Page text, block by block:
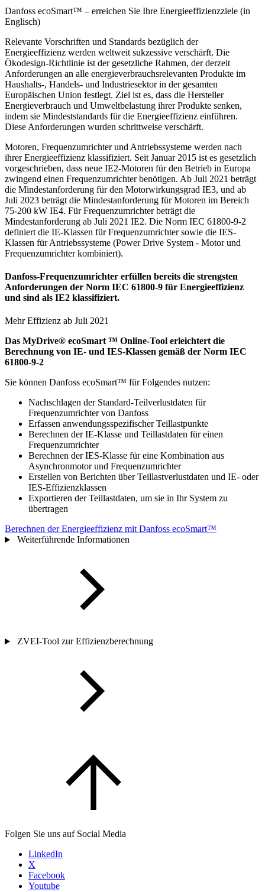
Danfoss ecoSmart™ – erreichen Sie Ihre Energieeffizienzziele (in
Englisch)
Relevante Vorschriften und Standards bezüglich der
Energieeffizienz werden weltweit sukzessive verschärft. Die
Ökodesign-Richtlinie ist der gesetzliche Rahmen, der derzeit
Anforderungen an alle energieverbrauchsrelevanten Produkte im
Haushalts-, Handels- und Industriesektor in der gesamten
Europäischen Union festlegt. Ziel ist es, dass die Hersteller
Energieverbrauch und Umweltbelastung ihrer Produkte senken,
indem sie Mindeststandards für die Energieeffizienz einführen.
Diese Anforderungen wurden schrittweise verschärft.
Motoren, Frequenzumrichter und Antriebssysteme werden nach
ihrer Energieeffizienz klassifiziert. Seit Januar 2015 ist es gesetzlich
vorgeschrieben, dass neue IE2-Motoren für den Betrieb in Europa
zwingend einen Frequenzumrichter benötigen. Ab Juli 2021 beträgt
die Mindestanforderung für den Motorwirkungsgrad IE3, und ab
Juli 2023 beträgt die Mindestanforderung für Motoren im Bereich
75-200 kW IE4. Für Frequenzumrichter beträgt die
Mindestanforderung ab Juli 2021 IE2. Die Norm IEC 61800-9-2
definiert die IE-Klassen für Frequenzumrichter sowie die IES-
Klassen für Antriebssysteme (Power Drive System - Motor und
Frequenzumrichter kombiniert).
Danfoss-Frequenzumrichter erfüllen bereits die strengsten
Anforderungen der Norm IEC 61800-9 für Energieeffizienz
und sind als IE2 klassifiziert.
Mehr Effizienz ab Juli 2021
Das MyDrive® ecoSmart ™ Online-Tool erleichtert die
Berechnung von IE- und IES-Klassen gemäß der Norm IEC
61800-9-2
Sie können Danfoss ecoSmart™ für Folgendes nutzen:
Nachschlagen der Standard-Teilverlustdaten für
Frequenzumrichter von Danfoss
Erfassen anwendungsspezifischer Teillastpunkte
Berechnen der IE-Klasse und Teillastdaten für einen
Frequenzumrichter
Berechnen der IES-Klasse für eine Kombination aus
Asynchronmotor und Frequenzumrichter
Erstellen von Berichten über Teillastverlustdaten und IE- oder
IES-Effizienzklassen
Exportieren der Teillastdaten, um sie in Ihr System zu
übertragen
Berechnen der Energieeffizienz mit Danfoss ecoSmart™
Weiterführende Informationen
ZVEI-Tool zur Effizienzberechnung
Folgen Sie uns auf Social Media
LinkedIn
X
Facebook
Youtube